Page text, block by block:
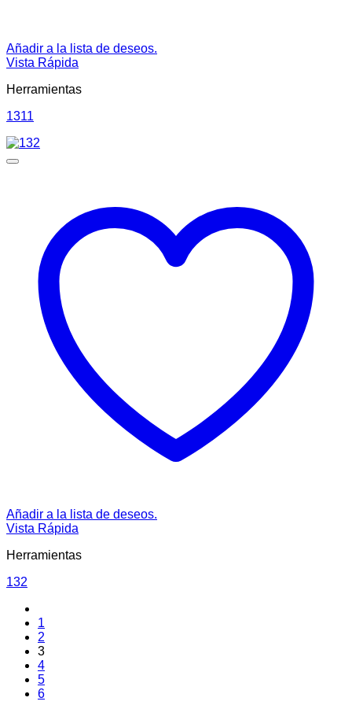
Añadir a la lista de deseos.
Vista Rápida
Herramientas
1311
Añadir a la lista de deseos.
Vista Rápida
Herramientas
132
1
2
3
4
5
6